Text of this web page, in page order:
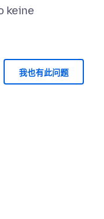
keine
我也有此问题